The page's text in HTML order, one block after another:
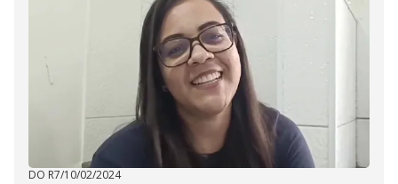
DO R7/10/02/2024